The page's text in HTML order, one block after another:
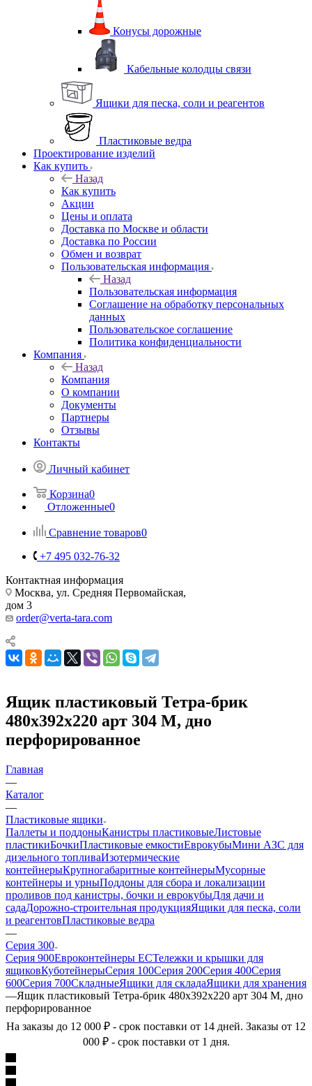
Конусы дорожные
Кабельные колодцы связи
Ящики для песка, соли и реагентов
Пластиковые ведра
Проектирование изделий
Как купить
Назад
Как купить
Акции
Цены и оплата
Доставка по Москве и области
Доставка по России
Обмен и возврат
Пользовательская информация
Назад
Пользовательская информация
Соглашение на обработку персональных
данных
Пользовательское соглашение
Политика конфиденциальности
Компания
Назад
Компания
О компании
Документы
Партнеры
Отзывы
Контакты
Личный кабинет
Корзина0
Отложенные0
Сравнение товаров0
+7 495 032-76-32
Контактная информация
Москва, ул. Средняя Первомайская,
дом 3
order@verta-tara.com
Ящик пластиковый Тетра-брик
480х392х220 арт 304 М, дно
перфорированное
Главная
—
Каталог
—
Пластиковые ящики
Паллеты и поддоныКанистры пластиковыеЛистовые
пластикиБочкиПластиковые емкостиЕврокубыМини АЗС для
дизельного топливаИзотермические
контейнерыКрупногабаритные контейнерыМусорные
контейнеры и урныПоддоны для сбора и локализации
проливов под канистры, бочки и еврокубыДля дачи и
садаДорожно-строительная продукцияЯщики для песка, соли
и реагентовПластиковые ведра
—
Серия 300
Серия 900Евроконтейнеры ЕСТележки и крышки для
ящиковКуботейнерыСерия 100Серия 200Серия 400Серия
600Серия 700СкладныеЯщики для складаЯщики для хранения
—Ящик пластиковый Тетра-брик 480х392х220 арт 304 М, дно
перфорированное
На заказы до 12 000 ₽ - срок поставки от 14 дней. Заказы от 12
000 ₽ - срок поставки от 1 дня.